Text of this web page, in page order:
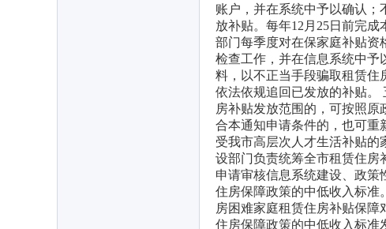
账户，并在系统中予以确认
放补贴。每年12月25日前完
部门每季度对在保家庭补贴资
检查工作，并在信息系统中予
料，以不正当手段骗取租赁住
依法依规追回已发放的补贴。
房补贴发放范围的，可按照
合本通知申请条件的，也可重
受我市高层次人才生活补贴的
设部门负责统筹全市租赁住房
申请审核信息系统建设、政策
住房保障政策的中低收入标准
房困难家庭租赁住房补贴保
住房保障政策的中低收入标准